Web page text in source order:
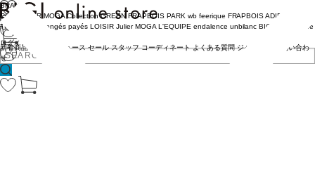
ログイン
BRAND
COUTURIER MOGA Collection GREEN FRAPBOIS PARK wb feerique FRAPBOIS ADIEU
TRISTESSE
congés payés LOISIR Julier MOGA L'EQUIPE endalence unbilanc BIGI online store
新着商品 ニュース セール スタッフ コーディネート よくある質問 ジャーナル
お問い合わ
せ